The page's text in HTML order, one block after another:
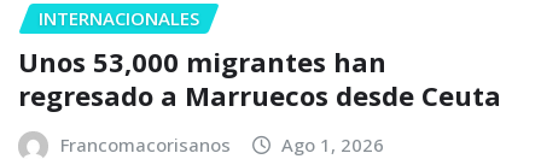
INTERNACIONALES
Unos 53,000 migrantes han
regresado a Marruecos desde Ceuta
Francomacorisanos Ago 1, 2026